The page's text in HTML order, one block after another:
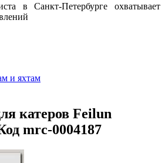
в Санкт-Петербурге охватывает
и яхтам
катеров Feilun
mrc-0004187